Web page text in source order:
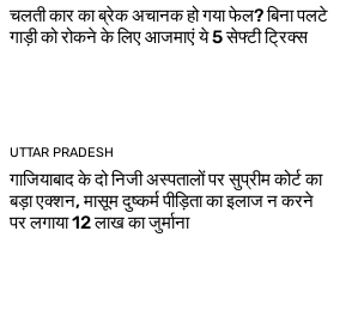
चलती कार का ब्रेक अचानक हो गया फेल? बिना पलटे
गाड़ी को रोकने के लिए आजमाएं ये 5 सेफ्टी ट्रिक्स
UTTAR PRADESH
गाजियाबाद के दो निजी अस्पतालों पर सुप्रीम कोर्ट का
बड़ा एक्शन, मासूम दुष्कर्म पीड़िता का इलाज न करने
पर लगाया 12 लाख का जुर्माना